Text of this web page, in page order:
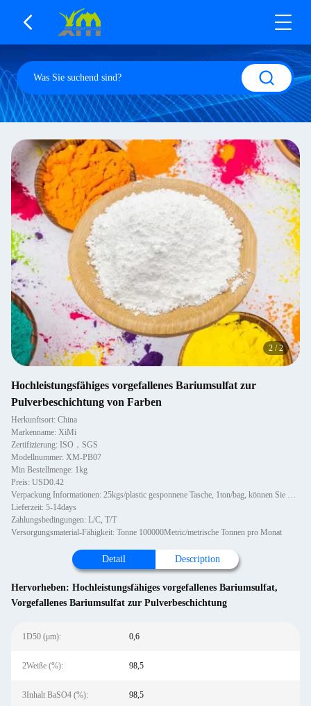
2 /2
Hochleistungsfähiges vorgefallenes Bariumsulfat zur
Pulverbeschichtung von Farben
Herkunftsort: China
Markenname: XiMi
Zertifizierung: ISO，SGS
Modellnummer: XM-PB07
Min Bestellmenge: 1kg
Preis: USD0.42
Verpackung Informationen: 25kgs/plastic gesponnene Tasche, 1ton/bag, können Sie mit Palette oder nicht hölzernen Paletten, 1~1
Lieferzeit: 5-14days
Zahlungsbedingungen: L/C, T/T
Versorgungsmaterial-Fähigkeit: Tonne 100000Metric/metrische Tonnen pro Monat
Detail Description
Hervorheben: Hochleistungsfähiges vorgefallenes Bariumsulfat,
Vorgefallenes Bariumsulfat zur Pulverbeschichtung
1D50 (μm): 0,6
2Weiße (%): 98,5
3Inhalt BaSO4 (%): 98,5